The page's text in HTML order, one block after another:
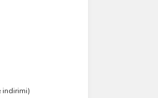
indirimi)